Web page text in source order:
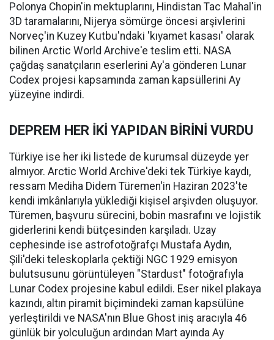
Polonya Chopin'in mektuplarını, Hindistan Tac Mahal'in
3D taramalarını, Nijerya sömürge öncesi arşivlerini
Norveç'in Kuzey Kutbu'ndaki 'kıyamet kasası' olarak
bilinen Arctic World Archive'e teslim etti. NASA
çağdaş sanatçıların eserlerini Ay'a gönderen Lunar
Codex projesi kapsamında zaman kapsüllerini Ay
yüzeyine indirdi.
DEPREM HER İKİ YAPIDAN BİRİNİ VURDU
Türkiye ise her iki listede de kurumsal düzeyde yer
almıyor. Arctic World Archive'deki tek Türkiye kaydı,
ressam Mediha Didem Türemen'in Haziran 2023'te
kendi imkânlarıyla yüklediği kişisel arşivden oluşuyor.
Türemen, başvuru sürecini, bobin masrafını ve lojistik
giderlerini kendi bütçesinden karşıladı. Uzay
cephesinde ise astrofotoğrafçı Mustafa Aydın,
Şili'deki teleskoplarla çektiği NGC 1929 emisyon
bulutsusunu görüntüleyen "Stardust" fotoğrafıyla
Lunar Codex projesine kabul edildi. Eser nikel plakaya
kazındı, altın piramit biçimindeki zaman kapsülüne
yerleştirildi ve NASA'nın Blue Ghost iniş aracıyla 46
günlük bir yolculuğun ardından Mart ayında Ay